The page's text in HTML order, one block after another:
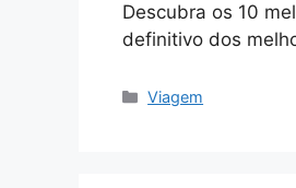
Descubra os 10
definitivo dos
Categories
Viagem